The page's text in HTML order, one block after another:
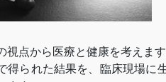
視点から医療と健康を考えます
得られた結果を、臨床現場に